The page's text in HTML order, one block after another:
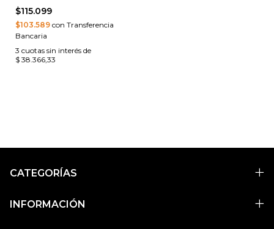
$115.099
$103.589 con Transferencia
Bancaria
3 cuotas sin interés de
$ 38.366,33
CATEGORÍAS
INFORMACIÓN